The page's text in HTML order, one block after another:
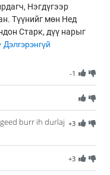
Нэгдүгээр
Түүнийг мөн Нед
Старк, дүү нарыг
Дэлгэрэнгүй
-1
+3
burr ih durlaj
+3